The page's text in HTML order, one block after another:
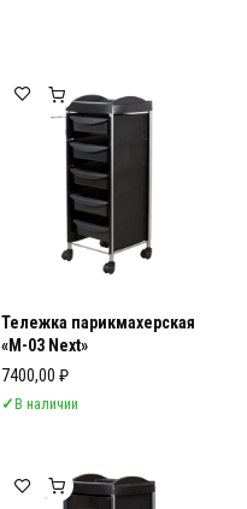
Тележка парикмахерская
«М-03 Next»
7400,00 ₽
✓В наличии